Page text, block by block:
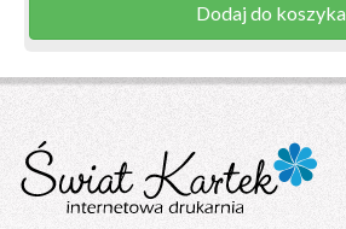
Dodaj do koszyka